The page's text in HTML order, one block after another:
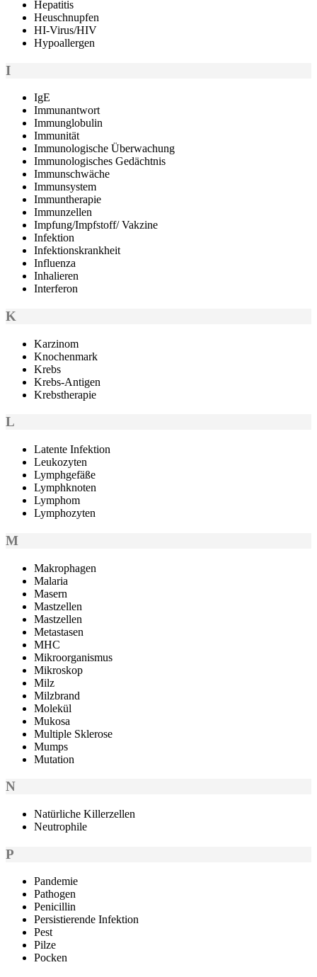
Hepatitis
Heuschnupfen
HI-Virus/HIV
Hypoallergen
I
IgE
Immunantwort
Immunglobulin
Immunität
Immunologische Überwachung
Immunologisches Gedächtnis
Immunschwäche
Immunsystem
Immuntherapie
Immunzellen
Impfung/Impfstoff/ Vakzine
Infektion
Infektionskrankheit
Influenza
Inhalieren
Interferon
K
Karzinom
Knochenmark
Krebs
Krebs-Antigen
Krebstherapie
L
Latente Infektion
Leukozyten
Lymphgefäße
Lymphknoten
Lymphom
Lymphozyten
M
Makrophagen
Malaria
Masern
Mastzellen
Mastzellen
Metastasen
MHC
Mikroorganismus
Mikroskop
Milz
Milzbrand
Molekül
Mukosa
Multiple Sklerose
Mumps
Mutation
N
Natürliche Killerzellen
Neutrophile
P
Pandemie
Pathogen
Penicillin
Persistierende Infektion
Pest
Pilze
Pocken